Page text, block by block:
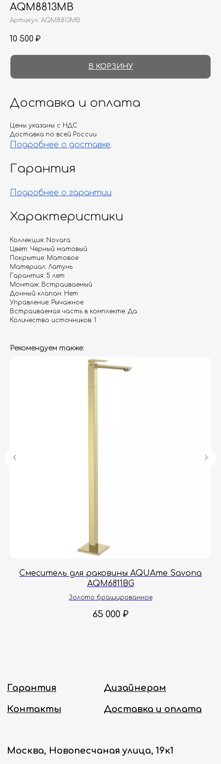
AQM8813MB
Артикул: AQM8813MB
10 500 ₽
В КОРЗИНУ
Доставка и оплата
Цены указаны с НДС
Доставка по всей России
Подробнее о доставке.
Гарантия
Подробнее о гарантии.
Характеристики
Коллекция: Novara
Цвет: Черный матовый
Покрытие: Матовое
Материал: Латунь
Гарантия: 5 лет
Монтаж: Встраиваемый
Донный клапан: Нет
Управление: Рычажное
Встраиваемая часть в комплекте: Да
Количество источников: 1
Рекомендуем также:
Смеситель для раковины AQUAme Savona
AQM6811BG
Золото брашированное
65 000 ₽
+7 (495) 782-78-74
с 8:00 до 18:00 по Москве.
Онлайн-магазин работает 24/7.
Политика конфиденциальности